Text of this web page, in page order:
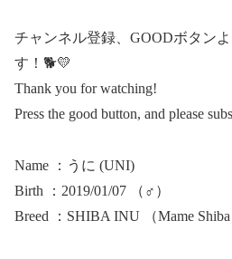
チャンネル登録、GOODボタン
す！🐕💛
Thank you for watching!
Press the good button, and please
Name ：うに (UNI)
Birth ：2019/01/07 （♂）
Breed ：SHIBA INU （Mame Shiba